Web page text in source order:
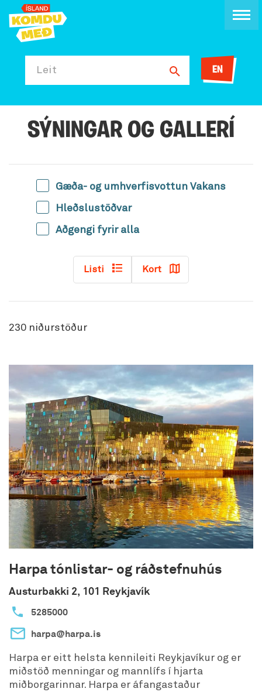
Leit EN
SÝNINGAR OG GALLERÍ
Gæða- og umhverfisvottun Vakans
Hleðslustöðvar
Aðgengi fyrir alla
Listi Kort
230 niðurstöður
Harpa tónlistar- og ráðstefnuhús
Austurbakki 2, 101 Reykjavík
5285000
harpa@harpa.is
Harpa er eitt helsta kennileiti Reykjavíkur og er
miðstöð menningar og mannlífs í hjarta
miðborgarinnar. Harpa er áfangastaður